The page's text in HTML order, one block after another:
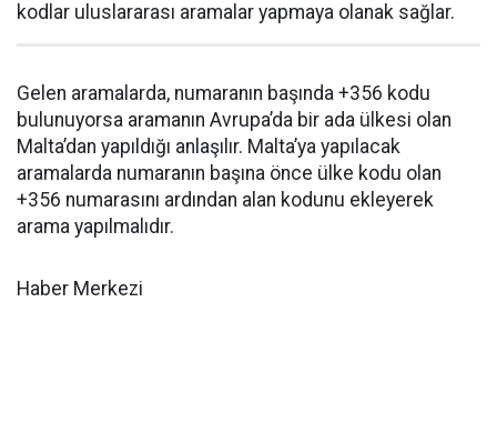
kodlar uluslararası aramalar yapmaya olanak sağlar.
Gelen aramalarda, numaranın başında +356 kodu
bulunuyorsa aramanın Avrupa’da bir ada ülkesi olan
Malta’dan yapıldığı anlaşılır. Malta’ya yapılacak
aramalarda numaranın başına önce ülke kodu olan
+356 numarasını ardından alan kodunu ekleyerek
arama yapılmalıdır.
Haber Merkezi